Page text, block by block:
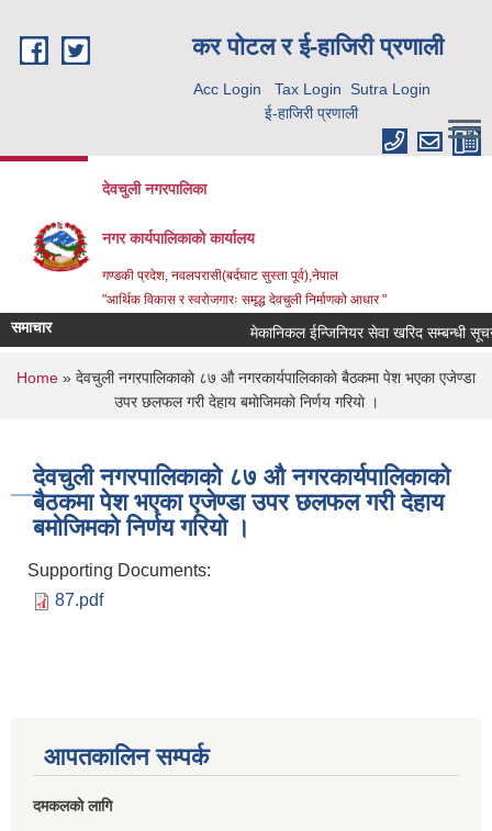
कर पाेटल र ई-हाजिरी प्रणाली
Acc Login Tax Login Sutra Login
ई-हाजिरी प्रणाली
देवचुली नगरपालिका
नगर कार्यपालिकाको कार्यालय
गण्डकी प्रदेश, नवलपरासी(बर्दघाट सुस्ता पूर्व),नेपाल
"आर्थिक विकास र स्वरोजगारः समृद्ध देवचुली निर्माणको आधार "
समाचार मेकानिकल ईन्जिनियर सेवा खरिद सम्बन्धी
You are here
Home » देवचुली नगरपालिकाकाे ८७ औ नगरकार्यपालिकाकाे बैठकमा पेश भएका एजेण्डा
उपर छलफल गरी देहाय बमाेजिमकाे निर्णय गरियाे ।
देवचुली नगरपालिकाकाे ८७ औ नगरकार्यपालिकाकाे
बैठकमा पेश भएका एजेण्डा उपर छलफल गरी देहाय
बमाेजिमकाे निर्णय गरियाे ।
Supporting Documents:
87.pdf
आपतकालिन सम्पर्क
दमकलकाे लागि